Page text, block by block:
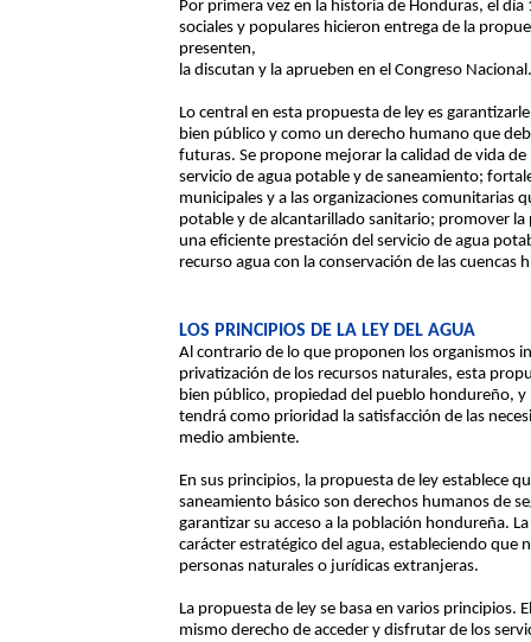
Por primera vez en la historia de Honduras, el
sociales y populares hicieron entrega de la
presenten,
la discutan y la aprueben en el Congreso Nacional.
Lo central en esta propuesta de ley es
bien público y como un derecho humano que
futuras. Se propone mejorar la calidad de vida
servicio de agua potable y de saneamiento;
municipales y a las organizaciones comunitarias
potable y de alcantarillado sanitario; promover
una eficiente prestación del servicio de agua
recurso agua con la conservación de las cuencas
LOS PRINCIPIOS DE LA LEY DEL AGUA
Al contrario de lo que proponen los organismos
privatización de los recursos naturales, esta
bien público, propiedad del pueblo hondureño,
tendrá como prioridad la satisfacción de las
medio ambiente.
En sus principios, la propuesta de ley establece
saneamiento básico son derechos humanos de
garantizar su acceso a la población hondureña.
carácter estratégico del agua, estableciendo que
personas naturales o jurídicas extranjeras.
La propuesta de ley se basa en varios
mismo derecho de acceder y disfrutar de los